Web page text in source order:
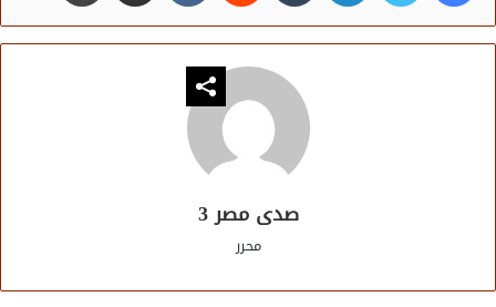
صدى مصر 3
محرر